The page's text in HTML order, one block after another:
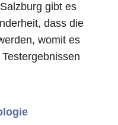
gibt es
dass die
womit es